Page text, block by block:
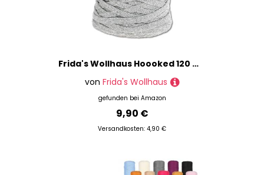
Frida's Wollhaus Hoooked 120 m Ribbon XL Uni 100% Recycling Riesen-Textilgarn Bänchengarn 32 Farben (RXL41 | Silver Grey)
von Frida's Wollhaus
gefunden bei Amazon
9,90 €
Versandkosten: 4,90 €